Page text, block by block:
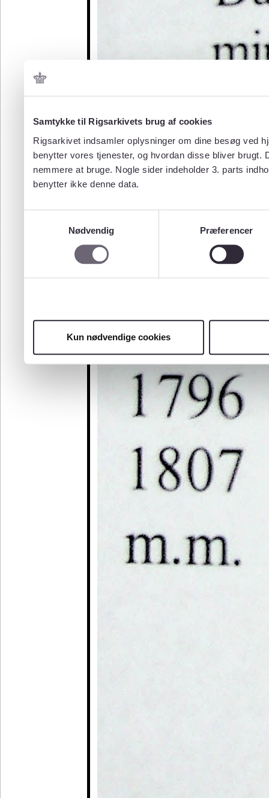
Samtykke til Rigsarkivets brug af cookies
Rigsarkivet indsamler oplysninger om dine besøg ved
benytter vores tjenester, og hvordan disse bliver
nemmere at bruge. Nogle sider indeholder 3. parts
benytter ikke denne data.
Nødvendig
Præferencer
Kun nødvendige cookies